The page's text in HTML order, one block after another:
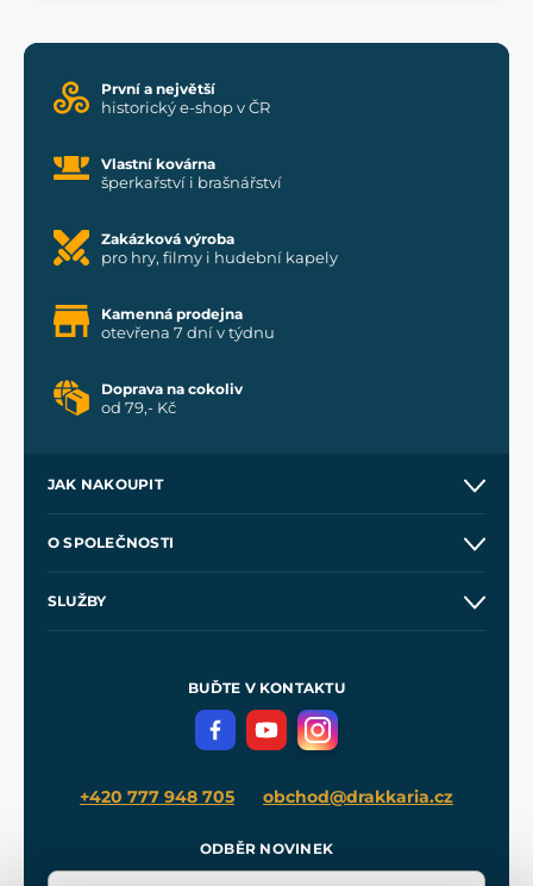
První a největší
historický e-shop v ČR
Vlastní kovárna
šperkařství i brašnářství
Zakázková výroba
pro hry, filmy i hudební kapely
Kamenná prodejna
otevřena 7 dní v týdnu
Doprava na cokoliv
od 79,- Kč
JAK NAKOUPIT
Velkoobchod
O SPOLEČNOSTI
SLUŽBY
Meče pro Kingdom Come
BUĎTE V KONTAKTU
+420 777 948 705 obchod@drakkaria.cz
ODBĚR NOVINEK